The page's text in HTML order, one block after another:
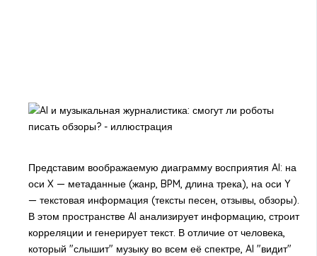
Представим воображаемую диаграмму восприятия AI: на
оси X — метаданные (жанр, BPM, длина трека), на оси Y
— текстовая информация (тексты песен, отзывы, обзоры).
В этом пространстве AI анализирует информацию, строит
корреляции и генерирует текст. В отличие от человека,
который "слышит" музыку во всем её спектре, AI "видит"